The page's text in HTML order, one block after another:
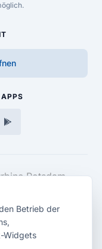
Betrieb der
Widgets